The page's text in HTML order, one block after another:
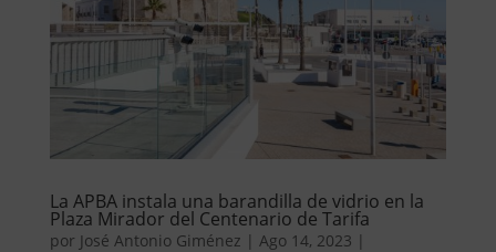
La APBA instala una barandilla de vidrio en la
Plaza Mirador del Centenario de Tarifa
por José Antonio Giménez | Ago 14, 2023 |